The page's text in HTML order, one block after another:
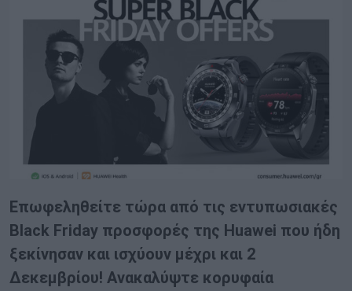
Επωφεληθείτε τώρα από τις εντυπωσιακές
Black Friday προσφορές της Huawei που ήδη
ξεκίνησαν και ισχύουν μέχρι και 2
Δεκεμβρίου! Ανακαλύψτε κορυφαία